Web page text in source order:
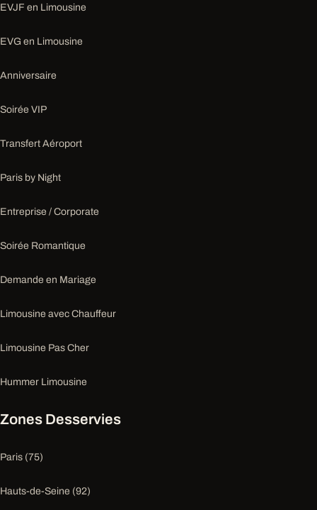
EVJF en Limousine
EVG en Limousine
Anniversaire
Soirée VIP
Transfert Aéroport
Paris by Night
Entreprise / Corporate
Soirée Romantique
Demande en Mariage
Limousine avec Chauffeur
Limousine Pas Cher
Hummer Limousine
Zones Desservies
Paris (75)
Hauts-de-Seine (92)